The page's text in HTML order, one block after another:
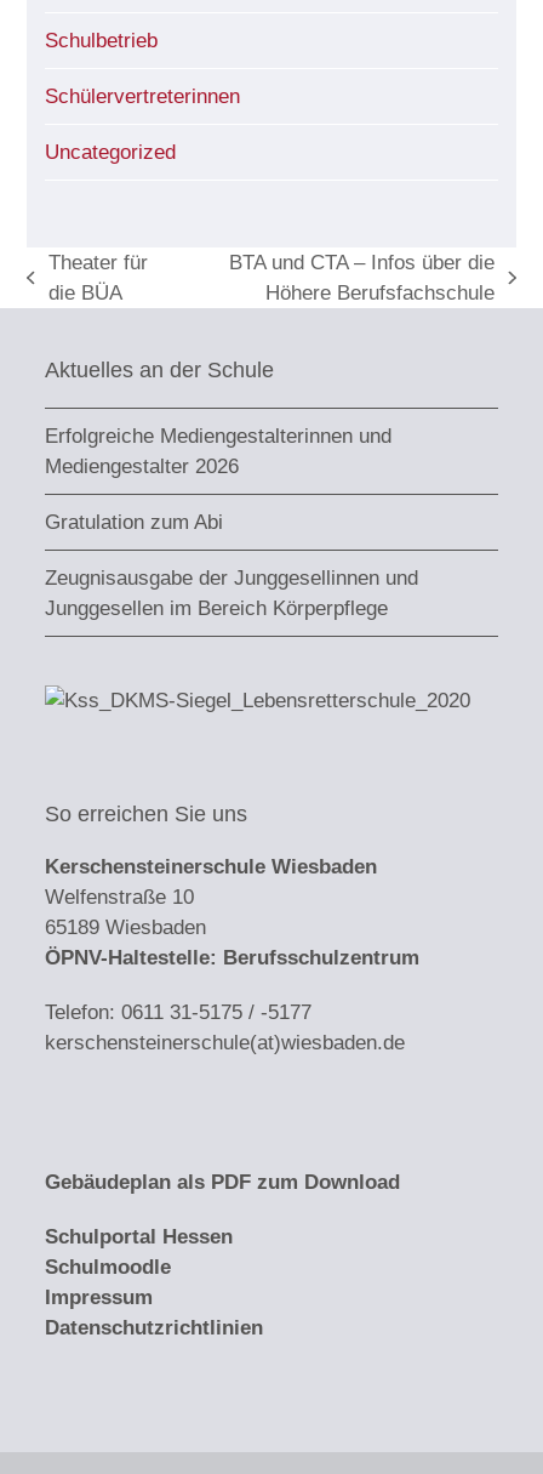
Schulbetrieb
Schülervertreterinnen
Uncategorized
vorheriger
Theater für
die BÜA
BTA und CTA – Infos über die
Höhere Berufsfachschule
Aktuelles an der Schule
Erfolgreiche Mediengestalterinnen und
Mediengestalter 2026
Gratulation zum Abi
Zeugnisausgabe der Junggesellinnen und
Junggesellen im Bereich Körperpflege
So erreichen Sie uns
Kerschensteinerschule Wiesbaden
Welfenstraße 10
65189 Wiesbaden
ÖPNV-Haltestelle: Berufsschulzentrum
Telefon: 0611 31-5175 / -5177
kerschensteinerschule(at)wiesbaden.de
Gebäudeplan als PDF zum Download
Schulportal Hessen
Schulmoodle
Impressum
Datenschutzrichtlinien